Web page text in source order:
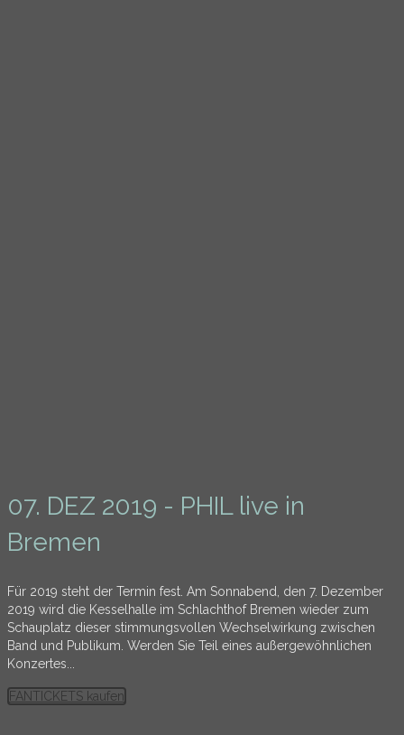
07. DEZ 2019 - PHIL live in
Bremen
Für 2019 steht der Termin fest. Am Sonnabend, den 7. Dezember
2019 wird die Kesselhalle im Schlachthof Bremen wieder zum
Schauplatz dieser stimmungsvollen Wechselwirkung zwischen
Band und Publikum. Werden Sie Teil eines außergewöhnlichen
Konzertes...
FANTICKETS kaufen